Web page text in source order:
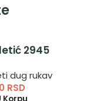
2945
dug rukav
RSD